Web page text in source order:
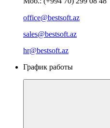
office@bestsoft.az
sales@bestsoft.az
hr@bestsoft.az
График работы